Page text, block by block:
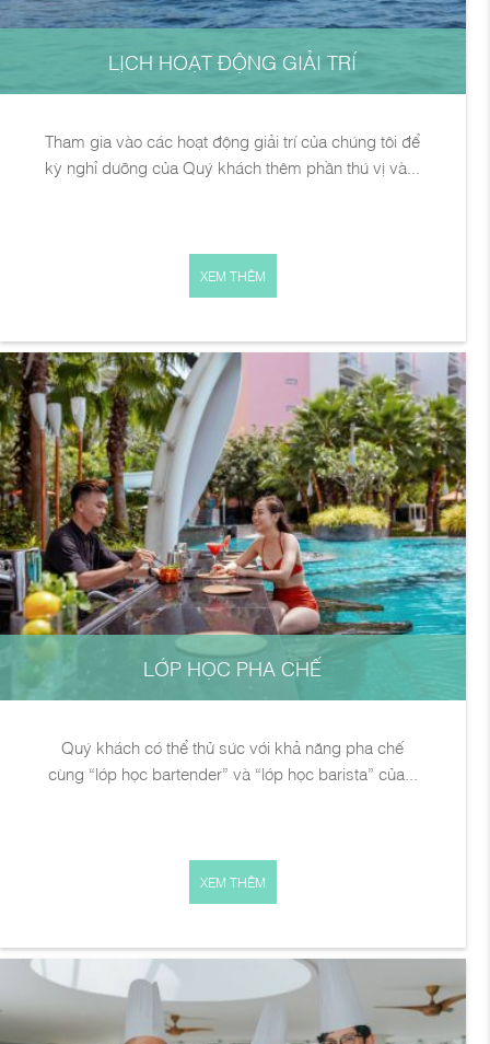
LỊCH HOẠT ĐỘNG GIẢI TRÍ
Tham gia vào các hoạt động giải trí của chúng tôi để
kỳ nghỉ dưỡng của Quý khách thêm phần thú vị và...
XEM THÊM
LỚP HỌC PHA CHẾ
Quý khách có thể thử sức với khả năng pha chế
cùng “lớp học bartender” và “lớp học barista” của...
XEM THÊM